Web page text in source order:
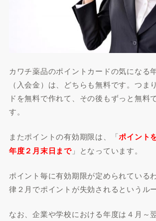
カワチ薬品のポイントカードの気になる
（入会金）は、どちらも無料です。つま
ドを無料で作れて、その後もずっと無料
す。
またポイントの有効期限は、「ポイント
年度２月末日まで」となっています。
ポイント毎に有効期限が定められている
律２月でポイントが失効されるというル
なお、企業や学校における年度は４月～